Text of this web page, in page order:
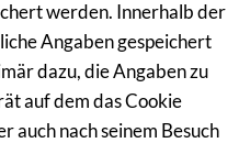
werden. Innerhalb der
Angaben gespeichert
dazu, die Angaben zu
auf dem das Cookie
auch nach seinem Besuch